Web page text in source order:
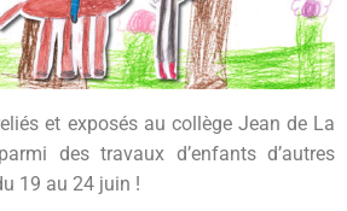
et exposés au collège Jean de La
des travaux d’enfants d’autres
19 au 24 juin !